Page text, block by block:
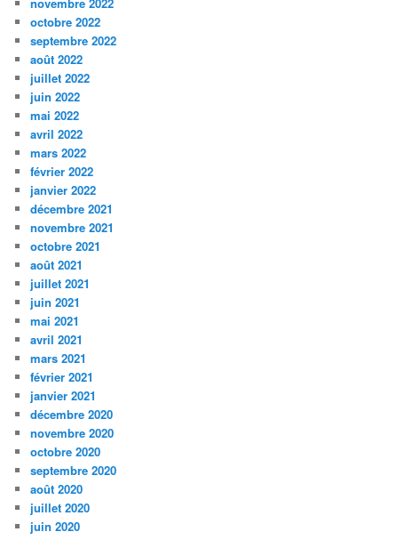
octobre 2022
septembre 2022
août 2022
juillet 2022
juin 2022
mai 2022
avril 2022
mars 2022
février 2022
janvier 2022
décembre 2021
novembre 2021
octobre 2021
août 2021
juillet 2021
juin 2021
mai 2021
avril 2021
mars 2021
février 2021
janvier 2021
décembre 2020
novembre 2020
octobre 2020
septembre 2020
août 2020
juillet 2020
juin 2020